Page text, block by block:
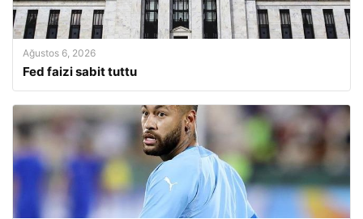
Ağustos 6, 2026
Fed faizi sabit tuttu